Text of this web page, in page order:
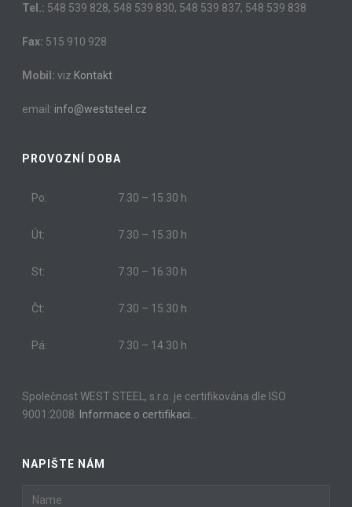
Tel.: 548 539 828, 548 539 830, 548 539 837, 548 539 838
Fax: 515 910 928
Mobil: viz Kontakt
email: info@weststeel.cz
PROVOZNÍ DOBA
Po: 7.30 – 15.30 h
Út: 7.30 – 15.30 h
St: 7.30 – 16.30 h
Čt: 7.30 – 15.30 h
Pá: 7.30 – 14.30 h
Společnost WEST STEEL, s.r.o. je certifikována dle ISO
9001:2008. Informace o certifikaci…
NAPIŠTE NÁM